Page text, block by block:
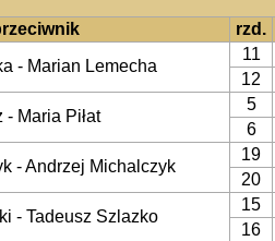
rzd.
- Marian Lemecha
11
12
Maria Piłat
5
6
- Andrzej Michalczyk
19
20
- Tadeusz Szlazko
15
16